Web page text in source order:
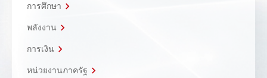
การศึกษา
พลังงาน
การเงิน
หน่วยงานภาครัฐ